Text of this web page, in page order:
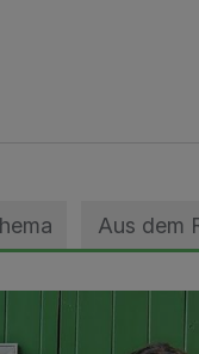
Aus dem